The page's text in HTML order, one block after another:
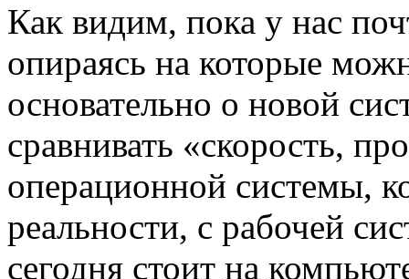
Как видим, пока у нас
опираясь на которые
основательно о новой
сравнивать «скорость,
операционной системы,
реальности, с рабочей
сегодня стоит на